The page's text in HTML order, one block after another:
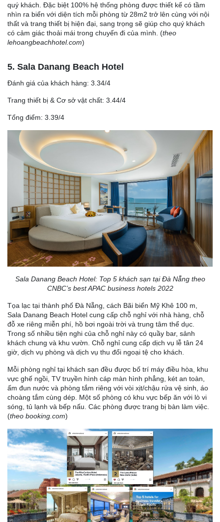
quý khách. Đặc biệt 100% hệ thống phòng được thiết kế có tầm
nhìn ra biển với diện tích mỗi phòng từ 28m2 trở lên cùng với nội
thất và trang thiết bị hiện đại, sang trọng sẽ giúp cho quý khách
có cảm giác thoải mái trong chuyến đi của mình. (theo
lehoangbeachhotel.com)
5. Sala Danang Beach Hotel
Đánh giá của khách hàng: 3.34/4
Trang thiết bị & Cơ sở vật chất: 3.44/4
Tổng điểm: 3.39/4
Sala Danang Beach Hotel: Top 5 khách sạn tại Đà Nẵng theo
CNBC’s best APAC business hotels 2022
Tọa lạc tại thành phố Đà Nẵng, cách Bãi biển Mỹ Khê 100 m,
Sala Danang Beach Hotel cung cấp chỗ nghỉ với nhà hàng, chỗ
đỗ xe riêng miễn phí, hồ bơi ngoài trời và trung tâm thể dục.
Trong số nhiều tiện nghi của chỗ nghỉ này có quầy bar, sảnh
khách chung và khu vườn. Chỗ nghỉ cung cấp dịch vụ lễ tân 24
giờ, dịch vụ phòng và dịch vụ thu đổi ngoại tệ cho khách.
Mỗi phòng nghỉ tại khách sạn đều được bố trí máy điều hòa, khu
vực ghế ngồi, TV truyền hình cáp màn hình phẳng, két an toàn,
ấm đun nước và phòng tắm riêng với vòi xịt/chậu rửa vệ sinh, áo
choàng tắm cùng dép. Một số phòng có khu vực bếp ăn với lò vi
sóng, tủ lạnh và bếp nấu. Các phòng được trang bị bàn làm việc.
(theo booking.com)